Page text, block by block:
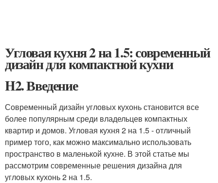
Угловая кухня 2 на 1.5: современный
дизайн для компактной кухни
H2. Введение
Современный дизайн угловых кухонь становится все
более популярным среди владельцев компактных
квартир и домов. Угловая кухня 2 на 1.5 - отличный
пример того, как можно максимально использовать
пространство в маленькой кухне. В этой статье мы
рассмотрим современные решения дизайна для
угловых кухонь 2 на 1.5.